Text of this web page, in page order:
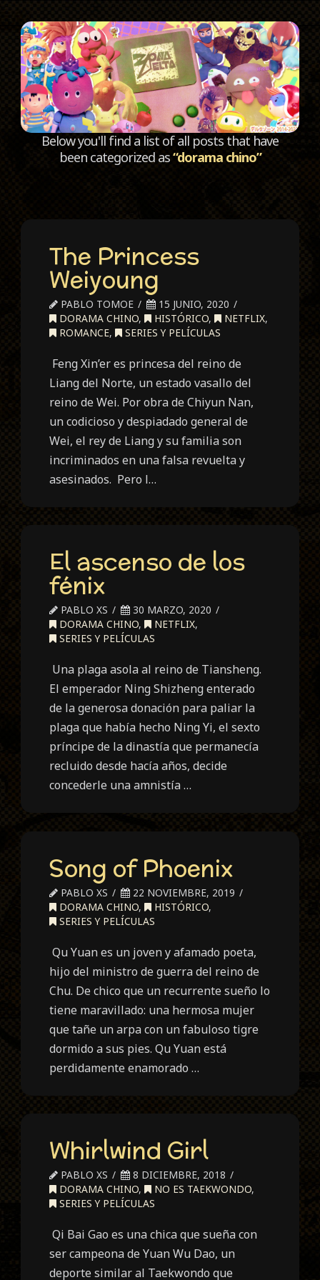
Below you'll find a list of all posts that have
been categorized as“dorama chino”
The Princess
Weiyoung
PABLO TOMOE
15 JUNIO, 2020
DORAMA CHINO, HISTÓRICO, NETFLIX,
ROMANCE, SERIES Y PELÍCULAS
Feng Xin’er es princesa del reino de
Liang del Norte, un estado vasallo del
reino de Wei. Por obra de Chiyun Nan,
un codicioso y despiadado general de
Wei, el rey de Liang y su familia son
incriminados en una falsa revuelta y
asesinados. Pero l…
El ascenso de los
fénix
PABLO XS
30 MARZO, 2020
DORAMA CHINO, NETFLIX,
SERIES Y PELÍCULAS
Una plaga asola al reino de Tiansheng.
El emperador Ning Shizheng enterado
de la generosa donación para paliar la
plaga que había hecho Ning Yi, el sexto
príncipe de la dinastía que permanecía
recluido desde hacía años, decide
concederle una amnistía …
Song of Phoenix
PABLO XS
22 NOVIEMBRE, 2019
DORAMA CHINO, HISTÓRICO,
SERIES Y PELÍCULAS
Qu Yuan es un joven y afamado poeta,
hijo del ministro de guerra del reino de
Chu. De chico que un recurrente sueño lo
tiene maravillado: una hermosa mujer
que tañe un arpa con un fabuloso tigre
dormido a sus pies. Qu Yuan está
perdidamente enamorado …
Whirlwind Girl
PABLO XS
8 DICIEMBRE, 2018
DORAMA CHINO, NO ES TAEKWONDO,
SERIES Y PELÍCULAS
Qi Bai Gao es una chica que sueña con
ser campeona de Yuan Wu Dao, un
deporte similar al Taekwondo que